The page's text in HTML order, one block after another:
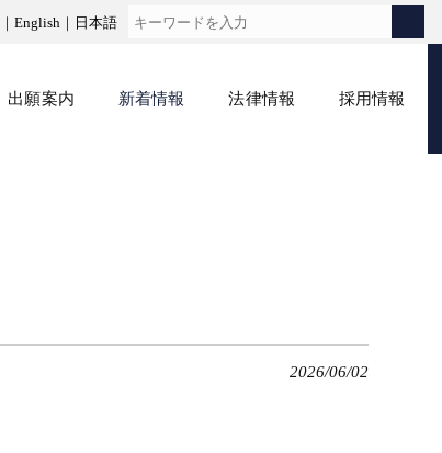
English 日本語
出願案内 新着情報 法律情報 採用情報
2026/06/02